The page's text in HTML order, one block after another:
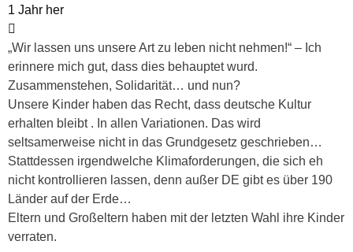
1 Jahr her
„Wir lassen uns unsere Art zu leben nicht nehmen!“ – Ich
erinnere mich gut, dass dies behauptet wurd.
Zusammenstehen, Solidarität… und nun?
Unsere Kinder haben das Recht, dass deutsche Kultur
erhalten bleibt . In allen Variationen. Das wird
seltsamerweise nicht in das Grundgesetz geschrieben…
Stattdessen irgendwelche Klimaforderungen, die sich eh
nicht kontrollieren lassen, denn außer DE gibt es über 190
Länder auf der Erde…
Eltern und Großeltern haben mit der letzten Wahl ihre Kinder
verraten.